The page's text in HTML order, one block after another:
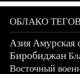
ОБЛАКО
АзияАмурская
Биробиджан
Восточный